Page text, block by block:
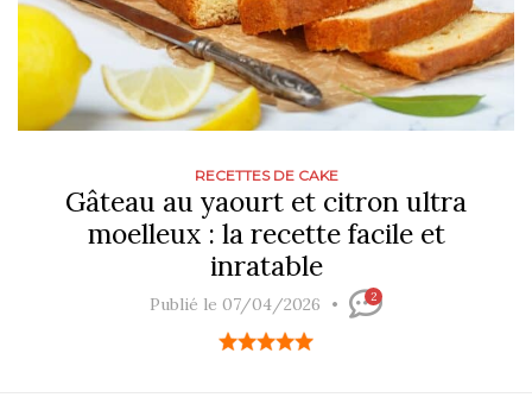
RECETTES DE CAKE
Gâteau au yaourt et citron ultra
moelleux : la recette facile et
inratable
Publié le 07/04/2026 2